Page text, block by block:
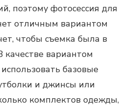
поэтому фотосессия для
отличным вариантом
чтобы съемка была в
качестве вариантом
базовые
и джинсы или
комплектов одежды,